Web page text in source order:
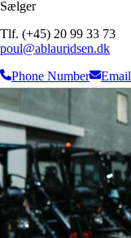
Sælger
Tlf. (+45) 20 99 33 73
poul@ablauridsen.dk
Phone Number
Email